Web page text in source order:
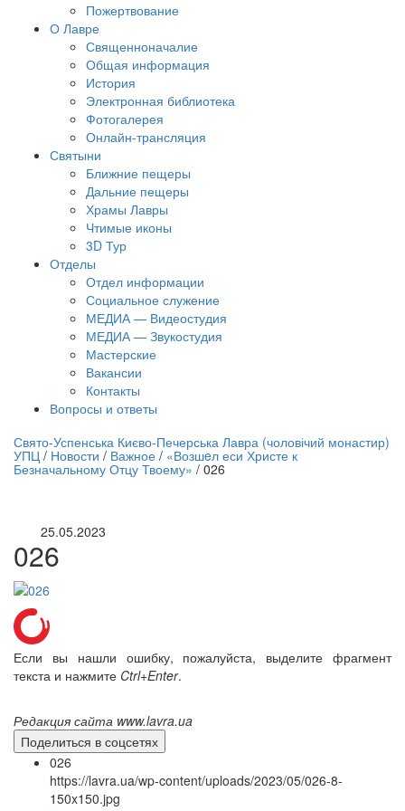
Пожертвование
О Лавре
Священноначалие
Общая информация
История
Электронная библиотека
Фотогалерея
Онлайн-трансляция
Святыни
Ближние пещеры
Дальние пещеры
Храмы Лавры
Чтимые иконы
3D Тур
Отделы
Отдел информации
Социальное служение
МЕДИА — Видеостудия
МЕДИА — Звукостудия
Мастерские
Вакансии
Контакты
Вопросы и ответы
трансляция | 12 сентября
трансляции
Свято-Успенська Києво-Печерська Лавра (чоловічий монастир)
УПЦ / Новости / Важное / «Возшeл еси Христе к
Безначальному Отцу Твоему» / 026
25.05.2023
026
Если вы нашли ошибку, пожалуйста, выделите фрагмент
текста и нажмите Ctrl+Enter.
Редакция сайта www.lavra.ua
Поделиться в соцсетях
026
https://lavra.ua/wp-content/uploads/2023/05/026-8-
150x150.jpg